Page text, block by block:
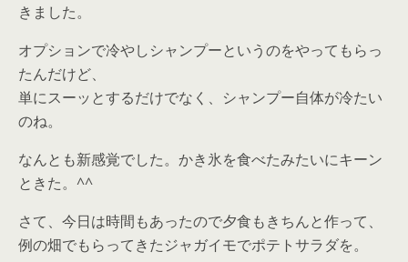
きました。
オプションで冷やしシャンプーというのをやってもらっ
たんだけど、
単にスーッとするだけでなく、シャンプー自体が冷たい
のね。
なんとも新感覚でした。かき氷を食べたみたいにキーン
ときた。^^
さて、今日は時間もあったので夕食もきちんと作って、
例の畑でもらってきたジャガイモでポテトサラダを。